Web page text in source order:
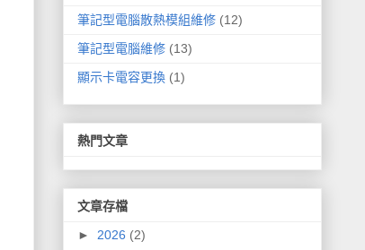
筆記型電腦散熱模組維修 (12)
筆記型電腦維修 (13)
顯示卡電容更換 (1)
熱門文章
文章存檔
► 2026 (2)